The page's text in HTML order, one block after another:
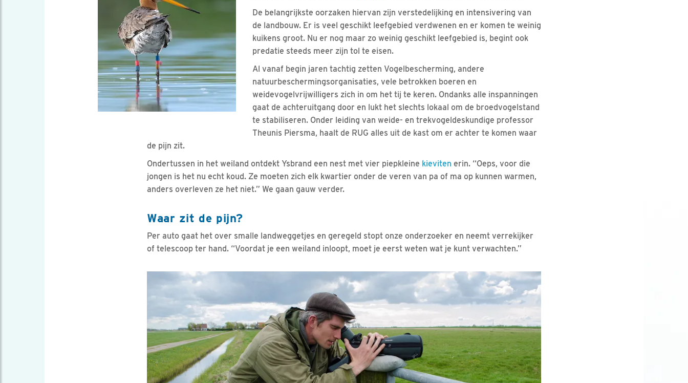
De belangrijkste oorzaken hiervan zijn verstedelijking en intensivering van
de landbouw. Er is veel geschikt leefgebied verdwenen en er komen te weinig
kuikens groot. Nu er nog maar zo weinig geschikt leefgebied is, begint ook
predatie steeds meer zijn tol te eisen.
Al vanaf begin jaren tachtig zetten Vogelbescherming, andere
natuurbeschermingsorganisaties, vele betrokken boeren en
weidevogelvrijwilligers zich in om het tij te keren. Ondanks alle inspanningen
gaat de achteruitgang door en lukt het slechts lokaal om de broedvogelstand
te stabiliseren. Onder leiding van weide- en trekvogeldeskundige professor
Theunis Piersma, haalt de RUG alles uit de kast om er achter te komen waar
de pijn zit.
Ondertussen in het weiland ontdekt Ysbrand een nest met vier piepkleine kieviten erin. “Oeps, voor die
jongen is het nu echt koud. Ze moeten zich elk kwartier onder de veren van pa of ma op kunnen warmen,
anders overleven ze het niet.” We gaan gauw verder.
Waar zit de pijn?
Per auto gaat het over smalle landweggetjes en geregeld stopt onze onderzoeker en neemt verrekijker
of telescoop ter hand. “Voordat je een weiland inloopt, moet je eerst weten wat je kunt verwachten.”